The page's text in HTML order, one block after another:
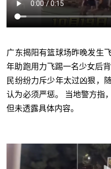
广东揭阳有篮球场昨晚发生
年助跑用力飞踢一名少女后
民纷纷力斥少年太过凶狠，
认为必须严惩。 当地警方指
但未透露具体内容。